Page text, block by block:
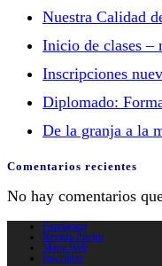
Nuestra Calidad
Inicio de clases –
Inscripciones
Diplomado:
De la granja a la
Comentarios recientes
No hay comentarios
Fundacion
Revista Papiro
Mapa Web
Inscribete